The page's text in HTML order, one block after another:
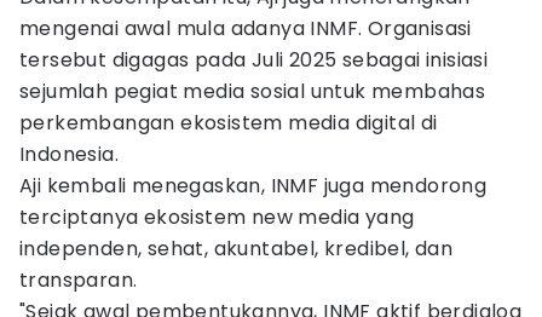
mengenai awal mula adanya INMF. Organisasi
tersebut digagas pada Juli 2025 sebagai inisiasi
sejumlah pegiat media sosial untuk membahas
perkembangan ekosistem media digital di
Indonesia.
Aji kembali menegaskan, INMF juga mendorong
terciptanya ekosistem new media yang
independen, sehat, akuntabel, kredibel, dan
transparan.